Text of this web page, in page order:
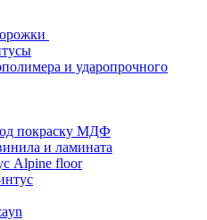
и ударопрочного
покраску МДФ
и ламината
Alpine floor